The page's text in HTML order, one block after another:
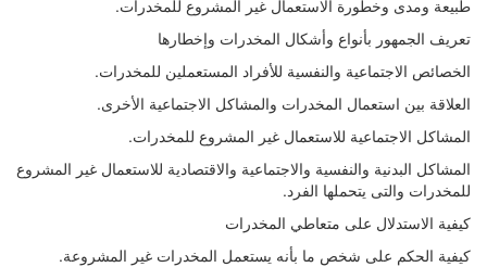
طبيعة ومدى وخطورة الاستعمال غير المشروع للمخدرات.
تعريف الجمهور بأنواع وأشكال المخدرات وإخطارها
الخصائص الاجتماعية والنفسية للأفراد المستعملين للمخدرات.
العلاقة بين استعمال المخدرات والمشاكل الاجتماعية الأخرى.
المشاكل الاجتماعية للاستعمال غير المشروع للمخدرات.
المشاكل البدنية والنفسية والاجتماعية والاقتصادية للاستعمال غير المشروع
للمخدرات والتى يتحملها الفرد.
كيفية الاستدلال على متعاطي المخدرات
كيفية الحكم على شخص ما بأنه يستعمل المخدرات غير المشروعة.